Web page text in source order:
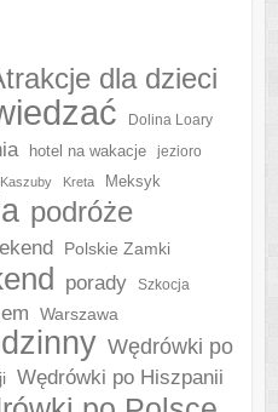
dla dzieci
Dolina Loary
hotel na wakacje jezioro
Kaszuby Kreta Meksyk
podróże
Polskie Zamki
porady Szkocja
Warszawa
Wędrówki po
Wędrówki po Hiszpanii